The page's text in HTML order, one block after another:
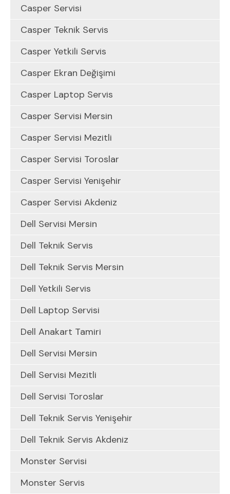
Casper Servisi
Casper Teknik Servis
Casper Yetkili Servis
Casper Ekran Değişimi
Casper Laptop Servis
Casper Servisi Mersin
Casper Servisi Mezitli
Casper Servisi Toroslar
Casper Servisi Yenişehir
Casper Servisi Akdeniz
Dell Servisi Mersin
Dell Teknik Servis
Dell Teknik Servis Mersin
Dell Yetkili Servis
Dell Laptop Servisi
Dell Anakart Tamiri
Dell Servisi Mersin
Dell Servisi Mezitli
Dell Servisi Toroslar
Dell Teknik Servis Yenişehir
Dell Teknik Servis Akdeniz
Monster Servisi
Monster Servis